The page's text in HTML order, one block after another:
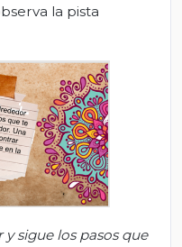
la pista
y sigue los pasos que